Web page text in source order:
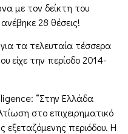
με τον δείκτη του
28 θέσεις!
τα τελευταία τέσσερα
είχε την περίοδο 2014-
“Στην Ελλάδα
στο επιχειρηματικό
εξεταζόμενης περιόδου. Η